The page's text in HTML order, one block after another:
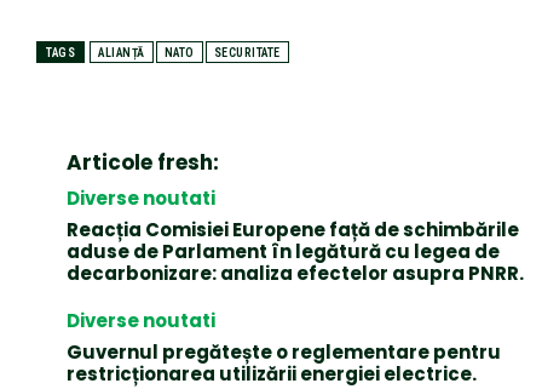
TAGS ALIANȚĂ NATO SECURITATE
Articole fresh:
Diverse noutati
Reacția Comisiei Europene față de schimbările
aduse de Parlament în legătură cu legea de
decarbonizare: analiza efectelor asupra PNRR.
Diverse noutati
Guvernul pregătește o reglementare pentru
restricționarea utilizării energiei electrice.